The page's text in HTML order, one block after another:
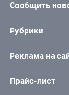
Сообщить
Рубрики
Реклама на
Прайс-лист